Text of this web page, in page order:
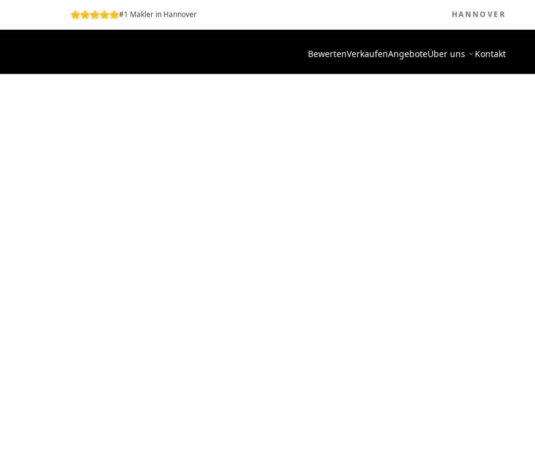
#1 Makler in Hannover HANNOVER
BewertenVerkaufenAngeboteÜber uns Kontakt